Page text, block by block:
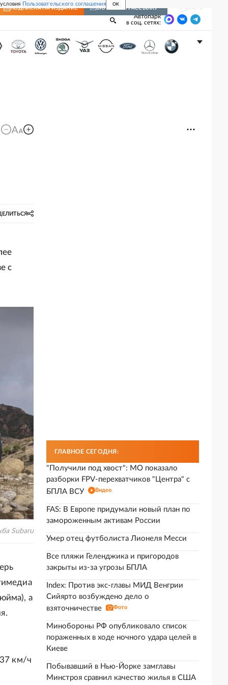
Пользовательского соглашения OK
ПОДПИСКА НА ИЗДАНИЕ ВКЛЮЧИТЬ РАССЫЛКУ
Автопарк
в соц. сетях:
с
Subaru
а
км/ч
ГЛАВНОЕ СЕГОДНЯ:
"Получили под хвост": МО показало
разборки FPV-перехватчиков "Центра" с
БПЛА ВСУ
Видео
FAS: В Европе придумали новый план по
замороженным активам России
Умер отец футболиста Лионеля Месси
Все пляжи Геленджика и пригородов
закрыты из-за угрозы БПЛА
Index: Против экс-главы МИД Венгрии
Сийярто возбуждено дело о
взяточничестве
Фото
Минобороны РФ опубликовало список
пораженных в ходе ночного удара целей в
Киеве
Побывавший в Нью-Йорке замглавы
Минстроя сравнил качество жилья в США